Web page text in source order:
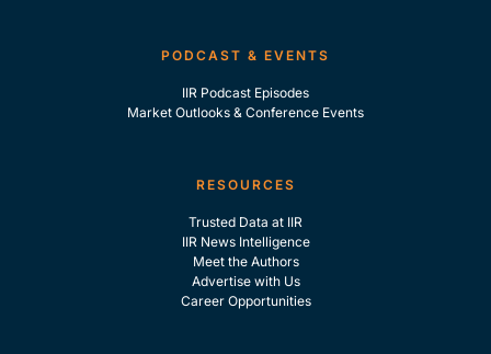
PODCAST & EVENTS
IIR Podcast Episodes
Market Outlooks & Conference Events
RESOURCES
Trusted Data at IIR
IIR News Intelligence
Meet the Authors
Advertise with Us
Career Opportunities